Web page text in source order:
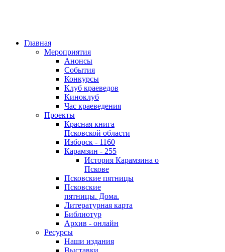
Главная
Мероприятия
Анонсы
События
Конкурсы
Клуб краеведов
Киноклуб
Час краеведения
Проекты
Красная книга
Псковской области
Изборск - 1160
Карамзин - 255
История Карамзина о
Пскове
Псковские пятницы
Псковские
пятницы. Дома.
Литературная карта
Библиотур
Архив - онлайн
Ресурсы
Наши издания
Выставки